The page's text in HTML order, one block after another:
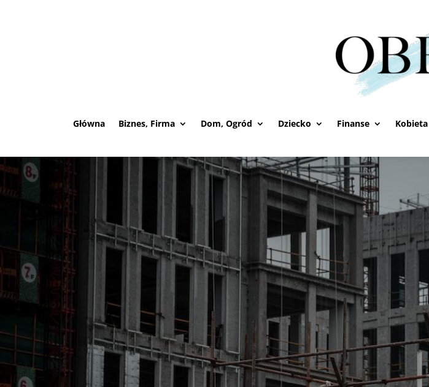
Główna Biznes, Firma Dom, Ogród Dziecko Finanse Kobieta